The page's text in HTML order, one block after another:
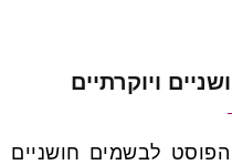
לבשמים חושניים